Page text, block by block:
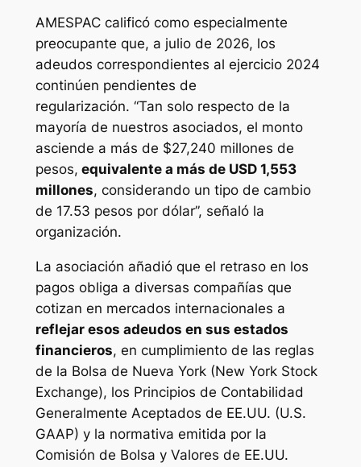
AMESPAC calificó como especialmente
preocupante que, a julio de 2026, los
adeudos correspondientes al ejercicio 2024
continúen pendientes de
regularización. “Tan solo respecto de la
mayoría de nuestros asociados, el monto
asciende a más de $27,240 millones de
pesos, equivalente a más de USD 1,553
millones, considerando un tipo de cambio
de 17.53 pesos por dólar”, señaló la
organización.
La asociación añadió que el retraso en los
pagos obliga a diversas compañías que
cotizan en mercados internacionales a
reflejar esos adeudos en sus estados
financieros, en cumplimiento de las reglas
de la Bolsa de Nueva York (New York Stock
Exchange), los Principios de Contabilidad
Generalmente Aceptados de EE.UU. (U.S.
GAAP) y la normativa emitida por la
Comisión de Bolsa y Valores de EE.UU.